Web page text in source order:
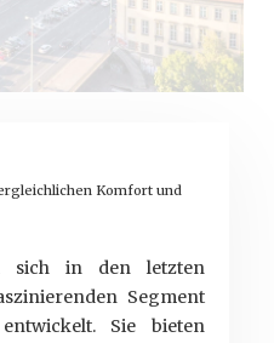
Komfort und
sich in den letzten
Segment
Sie bieten